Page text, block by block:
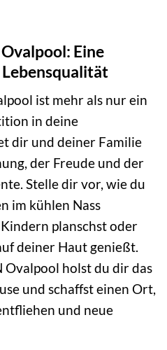
Eine
ist mehr als nur ein
in deine
dir und deiner Familie
der Freude und der
Stelle dir vor, wie du
im kühlen Nass
planschst oder
deiner Haut genießt.
Ovalpool holst du dir das
und schaffst einen Ort,
und neue